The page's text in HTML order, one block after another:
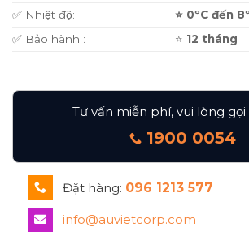
✅ Nhiệt độ:
⭐ 0ºC đến
✅ Bảo hành :
⭐ 12 tháng
Tư vấn miễn phí, vui lòng
1900 0054
Đặt hàng: 096 1213 577
info@auvietcorp.com